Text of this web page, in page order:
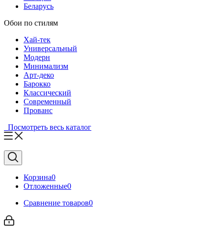
Беларусь
Обои по стилям
Хай-тек
Универсальный
Модерн
Минимализм
Арт-деко
Барокко
Классический
Современный
Прованс
Посмотреть весь каталог
Корзина0
Отложенные0
Сравнение товаров0